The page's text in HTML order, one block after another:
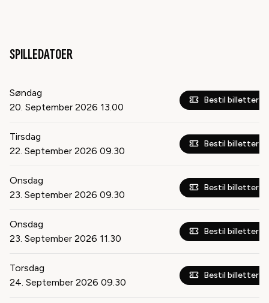
SPILLEDATOER
Søndag
20. September 2026 13.00
Bestil billetter
Tirsdag
22. September 2026 09.30
Bestil billetter
Onsdag
23. September 2026 09.30
Bestil billetter
Onsdag
23. September 2026 11.30
Bestil billetter
Torsdag
24. September 2026 09.30
Bestil billetter